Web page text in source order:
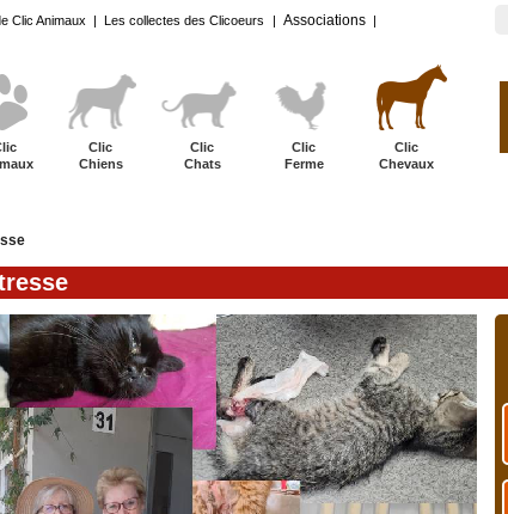
Clic Animaux | Les collectes des Clicoeurs | Associations |
Clic
Chiens
Clic
Chats
Clic
Ferme
Clic
Chevaux